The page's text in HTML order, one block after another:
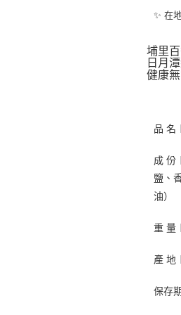
✨ 在
埔里
日月
健康
品 名
成 份
鹽、
油
重 量
產 地
保存